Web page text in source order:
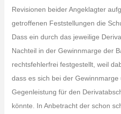
Revisionen beider Angeklagter
getroffenen Feststellungen die
Dass ein durch das jeweilige
Nachteil in der Gewinnmarge der
rechtsfehlerfrei festgestellt, weil
dass es sich bei der
Gegenleistung für den
könnte. In Anbetracht der schon